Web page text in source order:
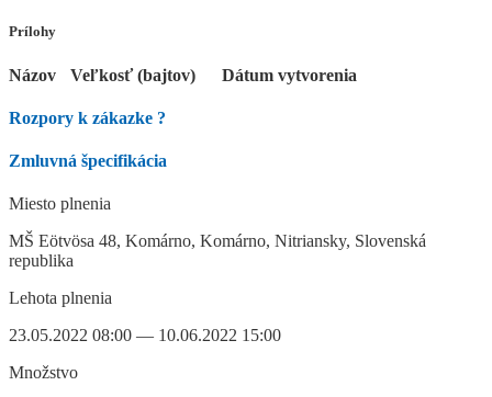
Prílohy
Názov Veľkosť (bajtov) Dátum vytvorenia
Rozpory k zákazke ?
Zmluvná špecifikácia
Miesto plnenia
MŠ Eötvösa 48, Komárno, Komárno, Nitriansky, Slovenská
republika
Lehota plnenia
23.05.2022 08:00 — 10.06.2022 15:00
Množstvo